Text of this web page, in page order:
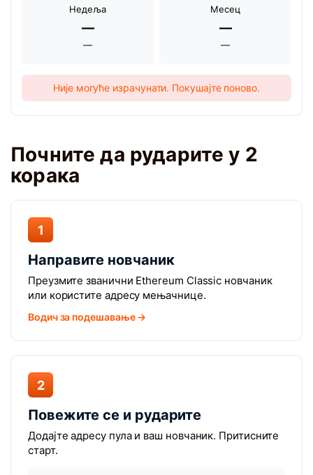
Недеља
—
—
Месец
—
—
Није могуће израчунати. Покушајте поново.
Почните да рударите у 2
корака
1
Направите новчаник
Преузмите званични Ethereum Classic новчаник
или користите адресу мењачнице.
Водич за подешавање →
2
Повежите се и рударите
Додајте адресу пула и ваш новчаник. Притисните
старт.